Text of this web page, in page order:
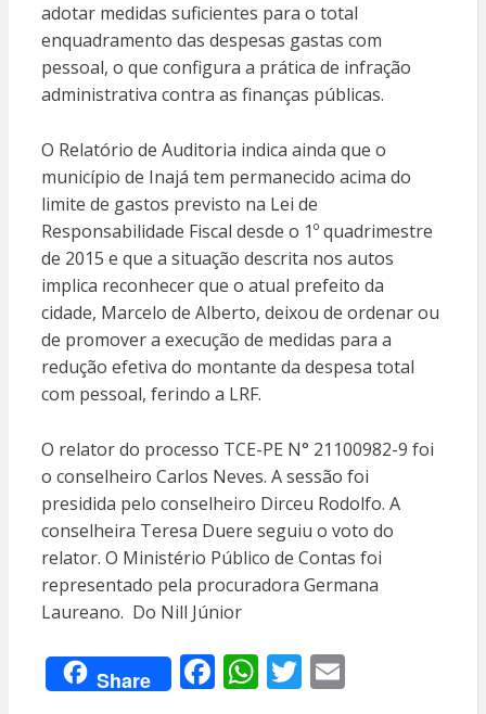
adotar medidas suficientes para o total
enquadramento das despesas gastas com
pessoal, o que configura a prática de infração
administrativa contra as finanças públicas.
O Relatório de Auditoria indica ainda que o
município de Inajá tem permanecido acima do
limite de gastos previsto na Lei de
Responsabilidade Fiscal desde o 1º quadrimestre
de 2015 e que a situação descrita nos autos
implica reconhecer que o atual prefeito da
cidade, Marcelo de Alberto, deixou de ordenar ou
de promover a execução de medidas para a
redução efetiva do montante da despesa total
com pessoal, ferindo a LRF.
O relator do processo TCE-PE N° 21100982-9 foi
o conselheiro Carlos Neves. A sessão foi
presidida pelo conselheiro Dirceu Rodolfo. A
conselheira Teresa Duere seguiu o voto do
relator. O Ministério Público de Contas foi
representado pela procuradora Germana
Laureano. Do Nill Júnior
Share F W T E